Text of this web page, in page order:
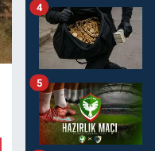
4
5